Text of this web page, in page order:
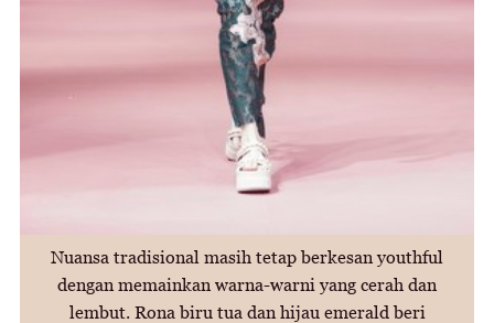
Nuansa tradisional masih tetap berkesan youthful
dengan memainkan warna-warni yang cerah dan
lembut. Rona biru tua dan hijau emerald beri